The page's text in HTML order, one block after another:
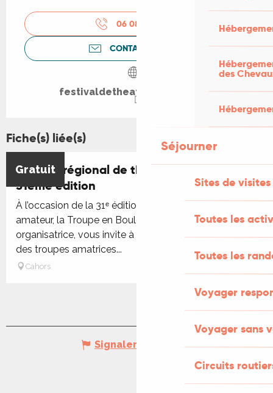
des
Séjourner
Sites de visites
Toutes les
Toutes les
Voyager
Voyager sans
Circuits
06 08 49 61
CONTACTEZ-NOUS
festivaldetheatre.wixsite.com
Fiche(s) liée(s)
Gratuit
Festival régional de théâtre amateur :
31ème édition
À l’occasion de la 31ᵉ édition du Festival de théâtre
amateur, la Troupe en Boule, association
organisatrice, vous invite à découvrir les spectacles
des troupes amatrices...
Cahors
Réservable
Signaler une erreur